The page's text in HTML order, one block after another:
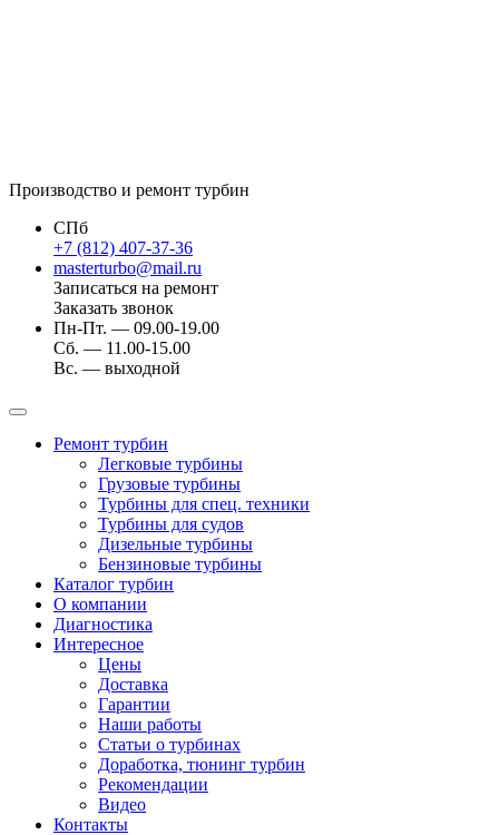
Производство и ремонт турбин
СПб
+7 (812) 407-37-36
masterturbo@mail.ru
Записаться на ремонт
Заказать звонок
Пн-Пт. — 09.00-19.00
Сб. — 11.00-15.00
Вс. — выходной
Ремонт турбин
Легковые турбины
Грузовые турбины
Турбины для спец. техники
Турбины для судов
Дизельные турбины
Бензиновые турбины
Каталог турбин
О компании
Диагностика
Интересное
Цены
Доставка
Гарантии
Наши работы
Статьи о турбинах
Доработка, тюнинг турбин
Рекомендации
Видео
Контакты